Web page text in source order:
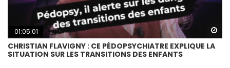
01:05:01
CHRISTIAN FLAVIGNY : CE PÉDOPSYCHIATRE EXPLIQUE LA
SITUATION SUR LES TRANSITIONS DES ENFANTS